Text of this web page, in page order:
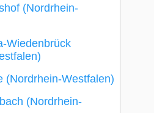
(Nordrhein-
Wiedenbrück
(Nordrhein-Westfalen)
(Nordrhein-